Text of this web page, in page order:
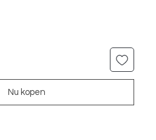
Nu kopen